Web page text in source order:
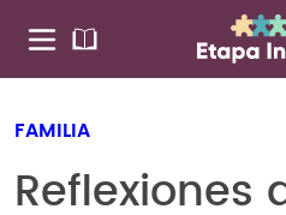
FAMILIA
Reflexiones